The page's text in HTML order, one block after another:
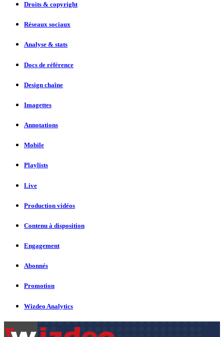
Droits & copyright
Réseaux sociaux
Analyse & stats
Docs de référence
Design chaîne
Imagettes
Annotations
Mobile
Playlists
Live
Production vidéos
Contenu à disposition
Engagement
Abonnés
Promotion
Wizdeo Analytics